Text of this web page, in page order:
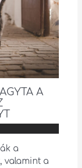
A
a
valamint a